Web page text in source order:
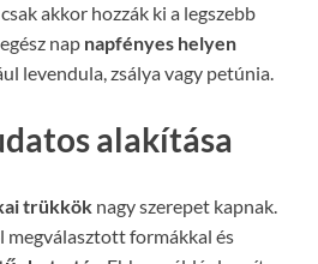
akkor hozzák ki a legszebb
nap napfényes helyen
levendula, zsálya vagy petúnia.
alakítása
trükkök nagy szerepet kapnak.
megválasztott formákkal és